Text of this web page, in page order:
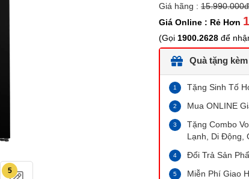
5
Giá hãng : 15.990.000đ
Giá Online : Rẻ Hơn
(Gọi 1900.2628 để
Quà tặng
Tặng Sinh Tố
Mua ONLINE
Tặng Combo
Lạnh, Di Động,
Đổi Trả Sản
Miễn Phí Giao